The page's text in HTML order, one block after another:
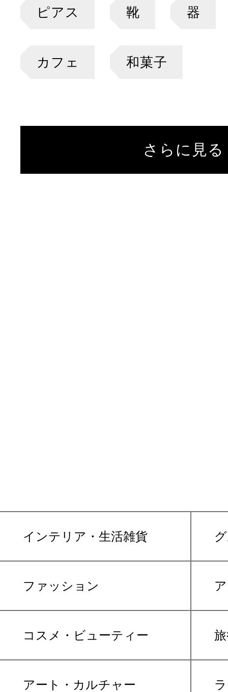
ピアス 靴 器
カフェ 和菓子
さらに見る
インテリア・生活雑貨
ファッション
コスメ・ビューティー
アート・カルチャー